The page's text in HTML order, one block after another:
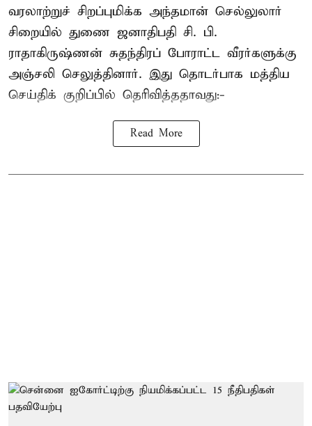
வரலாற்றுச் சிறப்புமிக்க அந்தமான் செல்லுலார்
சிறையில் துணை ஜனாதிபதி சி. பி.
ராதாகிருஷ்ணன் சுதந்திரப் போராட்ட வீரர்களுக்கு
அஞ்சலி செலுத்தினார். இது தொடர்பாக மத்திய
செய்திக் குறிப்பில் தெரிவித்ததாவது:-
Read More